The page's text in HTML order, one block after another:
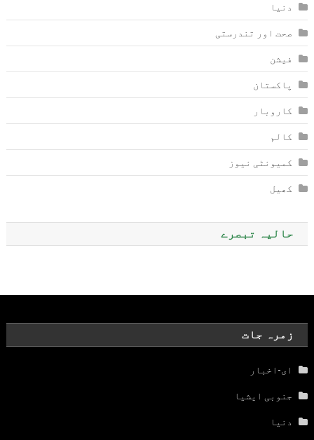
دنیا
صحت اور تندرستی
فیشن
پاکستان
کاروبار
کالم
کمیونٹی نیوز
کھیل
حالیہ تبصرے
زمرہ جات
ای-اخبار
جنوبی ایشیا
دنیا